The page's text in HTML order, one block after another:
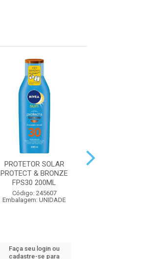
PROTETOR SOLAR
PROTECT & BRONZE
FPS30 200ML
Código: 245607
Embalagem: UNIDADE
Faça seu login ou
cadastre-se para